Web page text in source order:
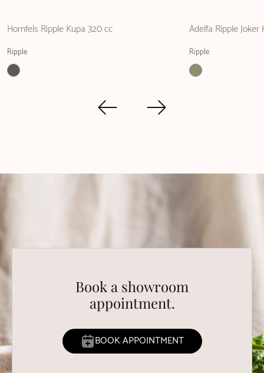
Hornfels Ripple Kupa 320 cc
Ripple
Adelfa Ripple
Ripple
Book a showroom
appointment.
BOOK APPOINTMENT